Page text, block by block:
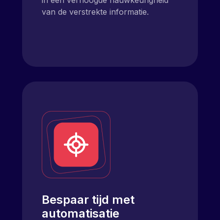
van de verstrekte informatie.
Bespaar tijd met
automatisatie